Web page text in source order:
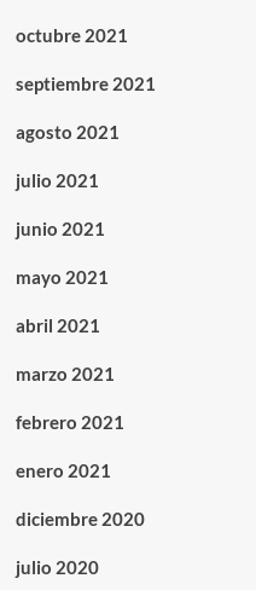
octubre 2021
septiembre 2021
agosto 2021
julio 2021
junio 2021
mayo 2021
abril 2021
marzo 2021
febrero 2021
enero 2021
diciembre 2020
julio 2020